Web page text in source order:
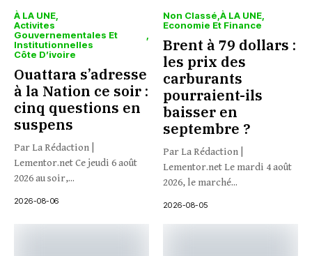
À LA UNE
Activites
Gouvernementales Et
Institutionnelles
Côte D’ivoire
Ouattara s’adresse
à la Nation ce soir :
cinq questions en
suspens
Par La Rédaction |
Lementor.net Ce jeudi 6 août
2026 au soir,...
2026-08-06
Non Classé À LA UNE
Economie Et Finance
Brent à 79 dollars :
les prix des
carburants
pourraient-ils
baisser en
septembre ?
Par La Rédaction |
Lementor.net Le mardi 4 août
2026, le marché...
2026-08-05